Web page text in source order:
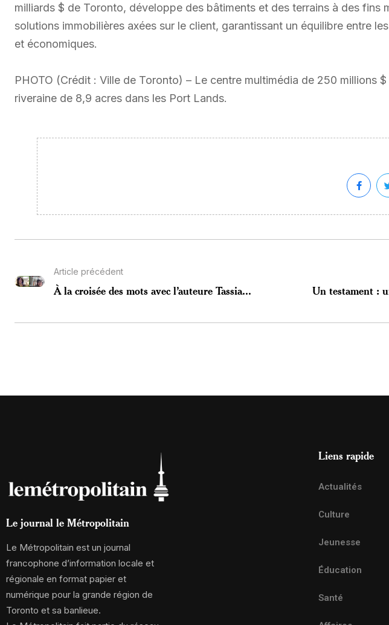
milliards $ de Toronto, développe des bâtiments et des terrains à des fins
solutions immobilières axées sur le client, garantissant un équilibre entre
et économiques.
PHOTO (Crédit : Ville de Toronto) – Le centre multimédia de 250 millions
riveraine de 8,9 acres dans les Port Lands.
Article précédent
À la croisée des mots avec l’auteure Tassia... Un testament :
Le journal le Métropolitain
Le Métropolitain est un journal
francophone d’information locale et
régionale en format papier et
numérique pour la grande région de
Toronto et sa banlieue.
Liens rapide
Actualités
Culture
Jeunesse
Éducation
Santé